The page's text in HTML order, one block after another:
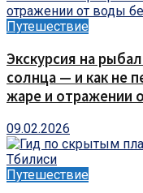
Путешествие
Экскурсия на
солнца — и как не
жаре и отражении
09.02.2026
Путешествие